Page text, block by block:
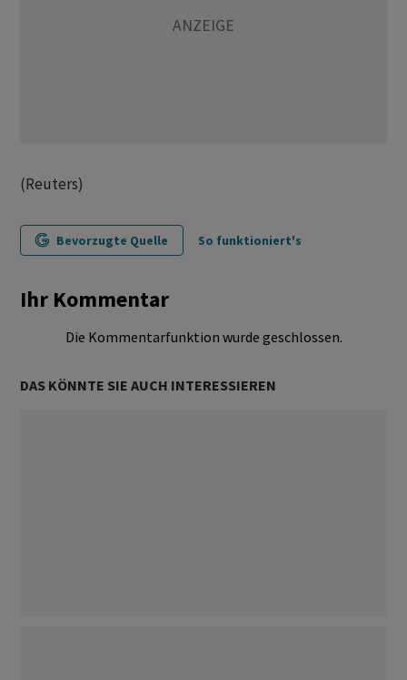
(Reuters)
Bevorzugte Quelle So funktioniert's
Ihr Kommentar
Die Kommentarfunktion wurde geschlossen.
DAS KÖNNTE SIE AUCH INTERESSIEREN